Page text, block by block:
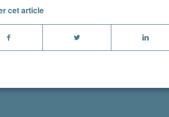
cet article